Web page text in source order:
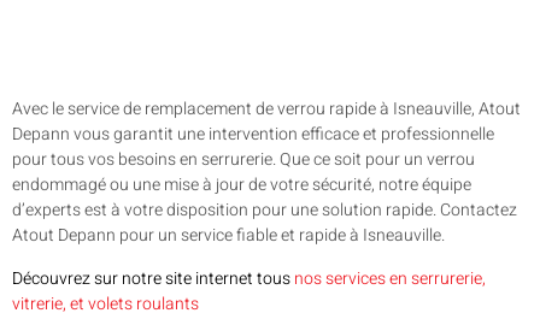
Avec le service de remplacement de verrou rapide à Isneauville, Atout
Depann vous garantit une intervention efficace et professionnelle
pour tous vos besoins en serrurerie. Que ce soit pour un verrou
endommagé ou une mise à jour de votre sécurité, notre équipe
d’experts est à votre disposition pour une solution rapide. Contactez
Atout Depann pour un service fiable et rapide à Isneauville.
Découvrez sur notre site internet tousnos services en serrurerie,
vitrerie, et volets roulants